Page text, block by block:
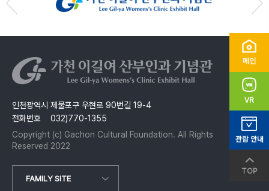
메인
VR
관람 안내
TOP
인천광역시 제물포구 우현로 90번길 19-4
전화번호 032)770-1355
Copyright (c) Gachon Cultural Foundation. All Rights
Reserved 2022